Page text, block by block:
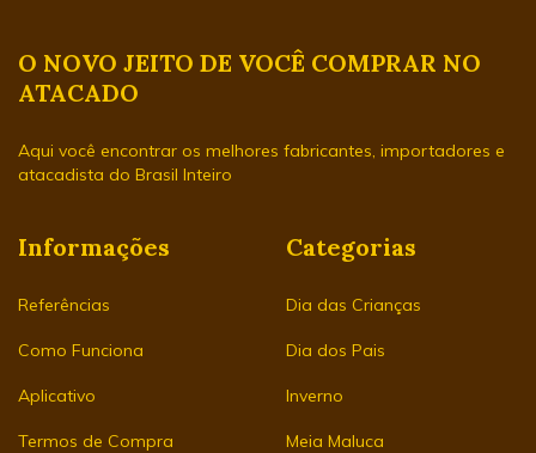
O NOVO JEITO DE VOCÊ COMPRAR NO
ATACADO
Aqui você encontrar os melhores fabricantes, importadores e
atacadista do Brasil Inteiro
Informações
Referências
Como Funciona
Aplicativo
Termos de Compra
Categorias
Dia das Crianças
Dia dos Pais
Inverno
Meia Maluca